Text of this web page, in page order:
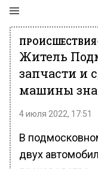
ПРОИСШЕСТВИЯ
Житель
запчасти и
машины
4 июля 2022, 17:51
В
двух